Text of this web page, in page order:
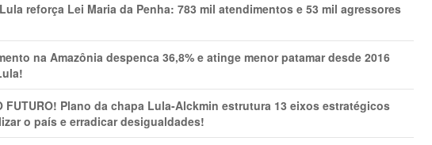
reforça Lei Maria da Penha: 783 mil atendimentos e 53 mil agressores
na Amazônia despenca 36,8% e atinge menor patamar desde 2016
FUTURO! Plano da chapa Lula-Alckmin estrutura 13 eixos estratégicos
o país e erradicar desigualdades!